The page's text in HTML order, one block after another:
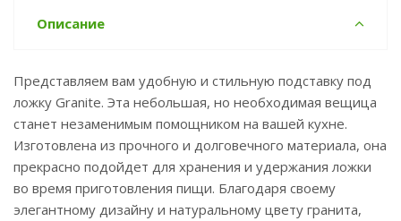
Описание
Представляем вам удобную и стильную подставку под
ложку Granite. Эта небольшая, но необходимая вещица
станет незаменимым помощником на вашей кухне.
Изготовлена из прочного и долговечного материала, она
прекрасно подойдет для хранения и удержания ложки
во время приготовления пищи. Благодаря своему
элегантному дизайну и натуральному цвету гранита,